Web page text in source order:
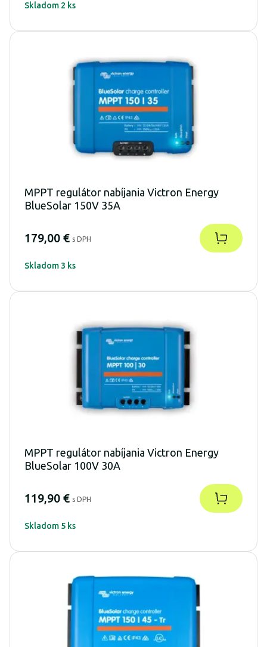
Skladom 2 ks
MPPT regulátor nabíjania Victron Energy
BlueSolar 150V 35A
179,00 € s DPH
Skladom 3 ks
MPPT regulátor nabíjania Victron Energy
BlueSolar 100V 30A
119,90 € s DPH
Skladom 5 ks